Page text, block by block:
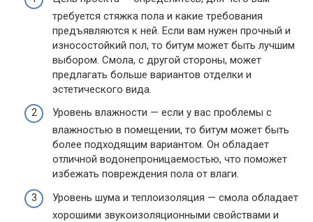
требуется стяжка пола и какие требования
предъявляются к ней. Если вам нужен прочный и
износостойкий пол, то битум может быть лучшим
выбором. Смола, с другой стороны, может
предлагать больше вариантов отделки и
эстетического вида.
Уровень влажности — если у вас проблемы с
влажностью в помещении, то битум может быть
более подходящим вариантом. Он обладает
отличной водонепроницаемостью, что поможет
избежать повреждения пола от влаги.
Уровень шума и теплоизоляция — смола обладает
хорошими звукоизоляционными свойствами и